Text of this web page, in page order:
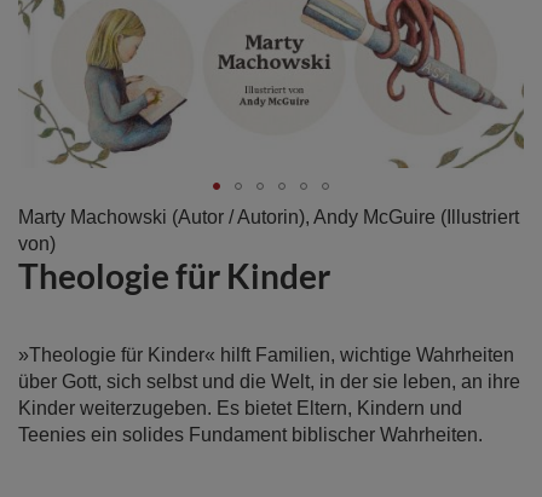
Marty Machowski (Autor / Autorin), Andy McGuire (Illustriert
von)
Theologie für Kinder
»Theologie für Kinder« hilft Familien, wichtige Wahrheiten
über Gott, sich selbst und die Welt, in der sie leben, an ihre
Kinder weiterzugeben. Es bietet Eltern, Kindern und
Teenies ein solides Fundament biblischer Wahrheiten.
Zum
Anfang
der
Bildergalerie